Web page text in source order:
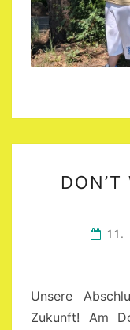
Unsere
Zukunft! Am